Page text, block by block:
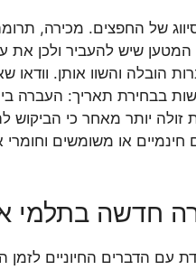
של החפצים. מכירה,
שיש להעביר ולכן את
הובלה והשוו אותן. וודאו
בבחירת תאריך: העברה
יותר מאחר כי הביקוש
או משומשים וחומרי
חדשה בתלמי
עם הדברים החיוניים